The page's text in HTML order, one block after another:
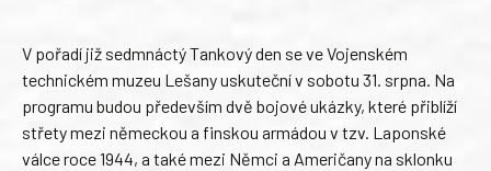
V pořadí již sedmnáctý Tankový den se ve Vojenském
technickém muzeu Lešany uskuteční v sobotu 31. srpna. Na
programu budou především dvě bojové ukázky, které přiblíží
střety mezi německou a finskou armádou v tzv. Laponské
válce roce 1944, a také mezi Němci a Američany na sklonku